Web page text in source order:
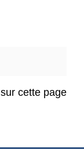
cette page